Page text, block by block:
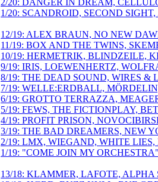
1/20: SCANDROID, SECOND
12/19: ALEX BRAUN, NO NEW
11/19: BOX AND THE TWINS,
10/19: HERMETRIK, BLINDZEILE,
9/19: IRIS, LOEWENHERTZ,
8/19: THE DEAD SOUND, WIRES
7/19: WELLE:ERDBALL,
6/19: GROTTO TERRAZZA,
5/19: FEWS, THE FICTIONPLAY,
4/19: PROFIT PRISON,
3/19: THE BAD DREAMERS, NEW
2/19: LMX, WIEGAND, WHITE
1/19: "COME JOIN MY
13/18: KLAMMER, LAFOTE,